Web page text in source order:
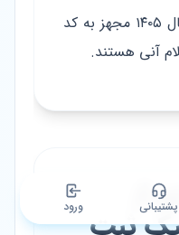
گواهی‌های صادر شده در سال ۱۴۰۵ مجهز به کد
از
پشتیبانی ورود